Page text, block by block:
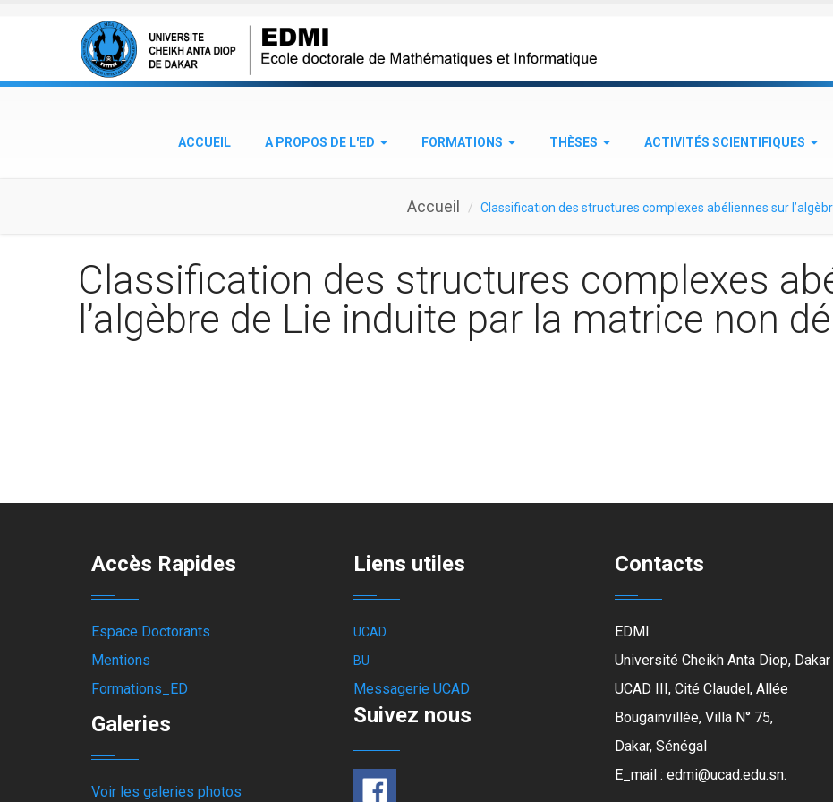
ACCUEIL A PROPOS DE L'ED FORMATIONS THÈSES ACTIVITÉS SCIENTIFIQUES
Accueil Classification des structures complexes abéliennes sur
Classification des structures complexes
l’algèbre de Lie induite par la matrice non
Accès Rapides
Espace Doctorants
Mentions
Formations_ED
Galeries
Voir les galeries photos
Liens utiles
UCAD
BU
Messagerie UCAD
Suivez nous
Contacts
EDMI
Université Cheikh Anta Diop, Dakar
UCAD III, Cité Claudel, Allée
Bougainvillée, Villa N° 75,
Dakar, Sénégal
E_mail : edmi@ucad.edu.sn.